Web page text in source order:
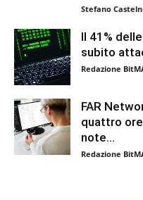
Stefano
Il 41%
subito
Redazione
FAR
quattro
note...
Redazione